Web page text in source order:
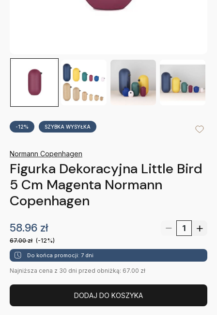
-12% SZYBKA WYSYŁKA
Normann Copenhagen
Figurka Dekoracyjna Little Bird
5 Cm Magenta Normann
Copenhagen
58.96 zł
67.00zł (-12%)
Do końca promocji: 7 dni
Najniższa cena z 30 dni przed obniżką: 67.00 zł
DODAJ DO KOSZYKA